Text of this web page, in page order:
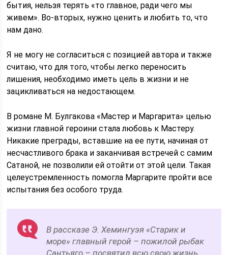
бытия, нельзя терять «то главное, ради чего мы
живем». Во-вторых, нужно ценить и любить то, что
нам дано.
Я не могу не согласиться с позицией автора и также
считаю, что для того, чтобы легко переносить
лишения, необходимо иметь цель в жизни и не
зацикливаться на недостающем.
В романе М. Булгакова «Мастер и Маргарита» целью
жизни главной героини стала любовь к Мастеру.
Никакие преграды, вставшие на ее пути, начиная от
несчастливого брака и заканчивая встречей с самим
Сатаной, не позволили ей отойти от этой цели. Такая
целеустремленность помогла Маргарите пройти все
испытания без особого труда.
В рассказе Э. Хемингуэя «Старик и
море» главный герой – пожилой рыбак
Сантьяго – посвятил всю свою жизнь